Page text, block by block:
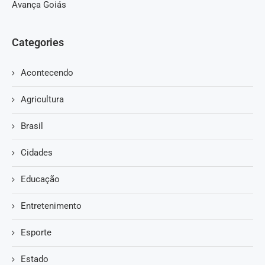
Avança Goiás
Categories
Acontecendo
Agricultura
Brasil
Cidades
Educação
Entretenimento
Esporte
Estado